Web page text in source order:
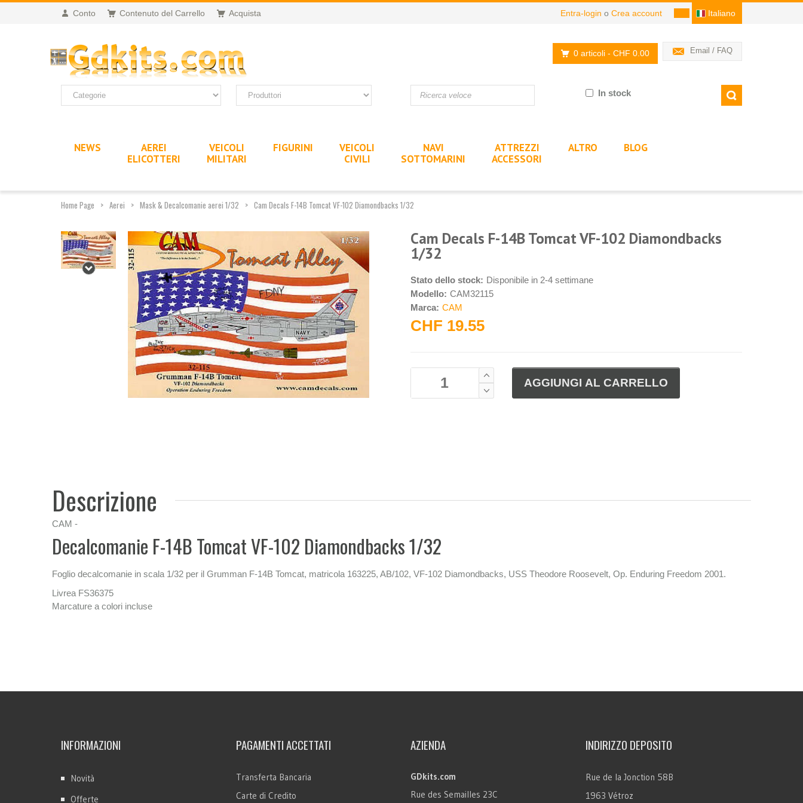
Conto Contenuto del Carrello Acquista Italiano
Entra-login o Crea account
Email / FAQ
0 articoli - CHF 0.00
In stock
NEWS
AEREI
ELICOTTERI
VEICOLI
MILITARI
FIGURINI
VEICOLI
CIVILI
NAVI
SOTTOMARINI
ATTREZZI
ACCESSORI
ALTRO BLOG
Home Page Aerei Mask & Decalcomanie aerei 1/32 Cam Decals F-14B Tomcat VF-102 Diamondbacks 1/32
Cam Decals F-14B Tomcat VF-102 Diamondbacks
1/32
Stato dello stock: Disponibile in 2-4 settimane
Modello: CAM32115
Marca: CAM
CHF 19.55
Descrizione
CAM -
Decalcomanie F-14B Tomcat VF-102 Diamondbacks 1/32
Foglio decalcomanie in scala 1/32 per il Grumman F-14B Tomcat, matricola 163225, AB/102, VF-102 Diamondbacks, USS Theodore Roosevelt, Op. Enduring Freedom 2001.
Livrea FS36375
Marcature a colori incluse
INFORMAZIONI
Novità
Offerte
PAGAMENTI ACCETTATI
Transferta Bancaria
Carte di Credito
AZIENDA
GDkits.com
Rue des Semailles 23C
INDIRIZZO DEPOSITO
Rue de la Jonction 58B
1963 Vétroz